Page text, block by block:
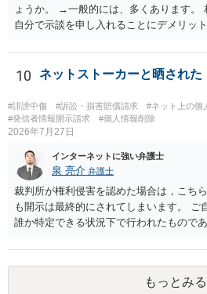
ょうか。 →一般的には、多くあります。
自分で示談を申し入れることにデメリッ
できる主張を展開するのが難しいという
護士に依頼する経済的余裕がない場合、
意すべき点があれば教えてください。 →
弁護士にご相談になるのが良いかと存じ
直接弁護士にご相談になることをお勧めい
10 ネットストーカーと晒された
#誹謗中傷 #訴訟・損害賠償請求 #ネット上の個
#発信者情報開示請求
#個人情報削除
2026年7月27日
インターネットに強い弁護士
泉 亮介 弁護士
裁判所が権利侵害を認めた場合は，こち
も開示は最終的にされてしまいます。 ご
誰か特定できる状況下で行われたもので
いても，アカウントを特定したうえで，
たのであれば，かかる行為に権利侵害性
もっとみる